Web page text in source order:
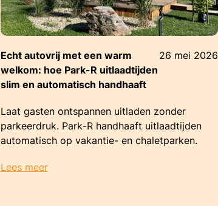
Echt autovrij met een warm
welkom: hoe Park-R uitlaadtijden
slim en automatisch handhaaft
26 mei 2026
Laat gasten ontspannen uitladen zonder
parkeerdruk. Park-R handhaaft uitlaadtijden
automatisch op vakantie- en chaletparken.
Lees meer